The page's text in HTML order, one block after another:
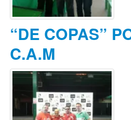
“DE COPAS”
C.A.M